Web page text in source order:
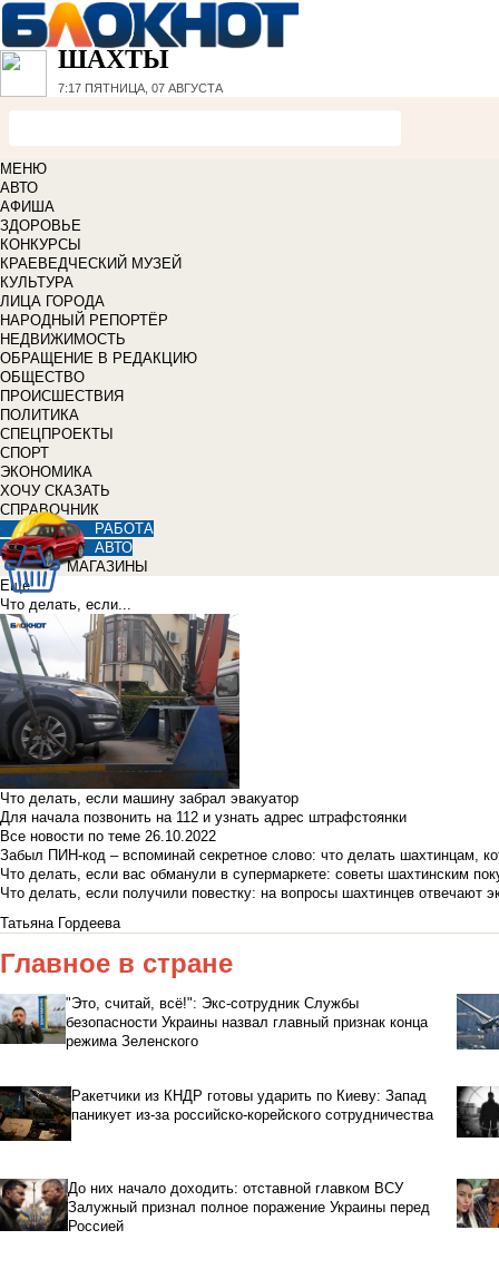
ШАХТЫ
7:17 ПЯТНИЦА, 07 АВГУСТА
МЕНЮ
АВТО
АФИША
ЗДОРОВЬЕ
КОНКУРСЫ
КРАЕВЕДЧЕСКИЙ МУЗЕЙ
КУЛЬТУРА
ЛИЦА ГОРОДА
НАРОДНЫЙ РЕПОРТЁР
НЕДВИЖИМОСТЬ
ОБРАЩЕНИЕ В РЕДАКЦИЮ
ОБЩЕСТВО
ПРОИСШЕСТВИЯ
ПОЛИТИКА
СПЕЦПРОЕКТЫ
СПОРТ
ЭКОНОМИКА
ХОЧУ СКАЗАТЬ
СПРАВОЧНИК
РАБОТА
АВТО
МАГАЗИНЫ
Еще
Что делать, если...
Что делать, если машину забрал эвакуатор
Для начала позвонить на 112 и узнать адрес штрафстоянки
Все новости по теме 26.10.2022
Забыл ПИН-код – вспоминай секретное слово: что делать шахтинцам,
Что делать, если вас обманули в супермаркете: советы шахтинским
Что делать, если получили повестку: на вопросы шахтинцев отвечают
Татьяна Гордеева
Главное в стране
"Это, считай, всё!": Экс-сотрудник Службы
безопасности Украины назвал главный признак конца
режима Зеленского
Ракетчики из КНДР готовы ударить по Киеву: Запад
паникует из-за российско-корейского сотрудничества
До них начало доходить: отставной главком ВСУ
Залужный признал полное поражение Украины перед
Россией